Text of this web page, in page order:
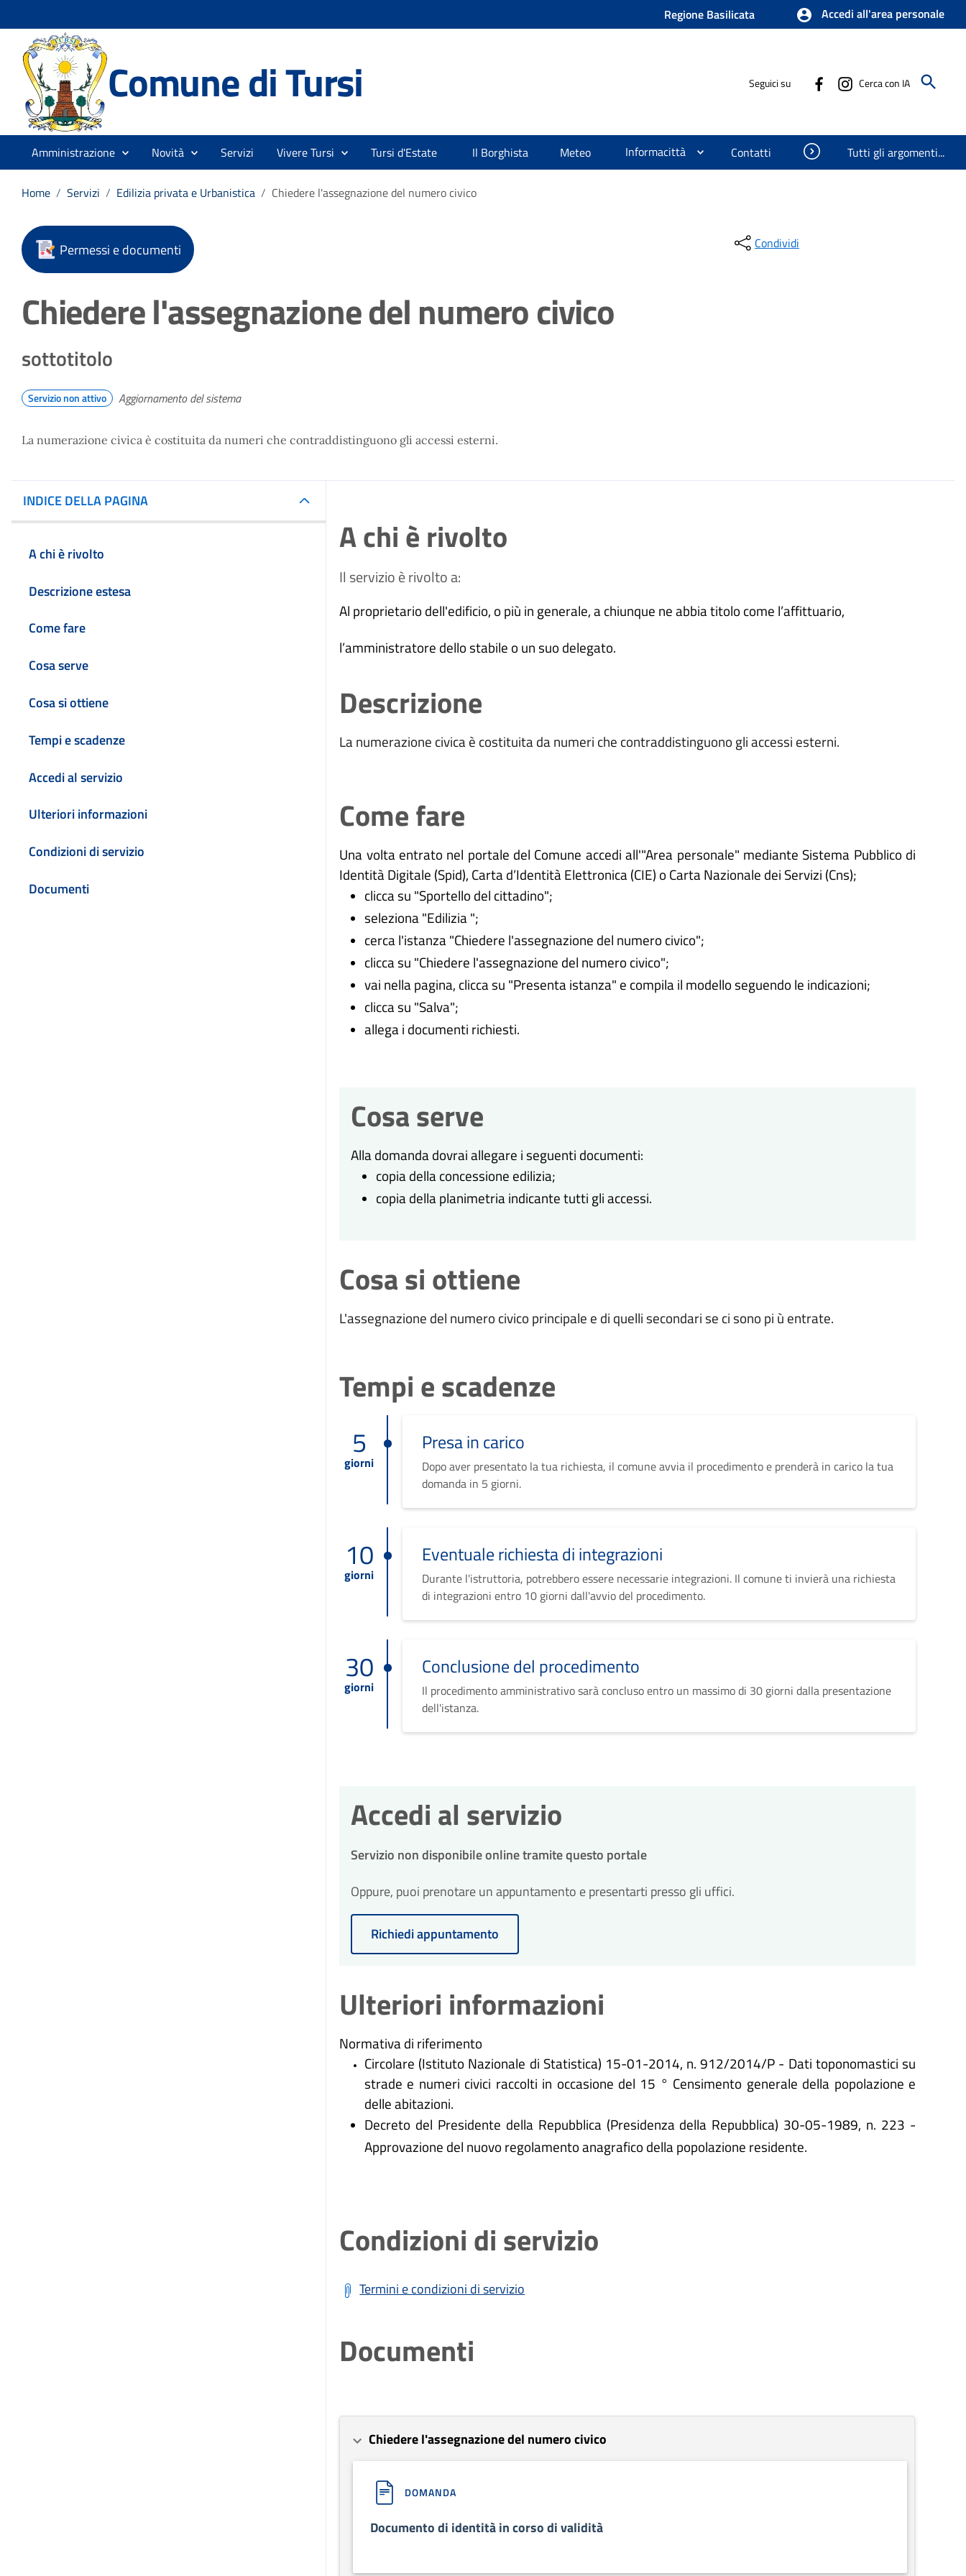
Regione Basilicata Accedi all'area personale
Comune di Tursi Seguici su Cerca con IA
Amministrazione Novità Servizi Vivere Tursi Tursi d'Estate Il Borghista Meteo Informacittà Contatti Visualizza oggetti nascosti
Tutti gli argomenti...
Home / Servizi / Edilizia privata e Urbanistica / Chiedere l'assegnazione del numero civico
Permessi e documenti Condividi
Chiedere l'assegnazione del numero civico
sottotitolo
Servizio non attivo Aggiornamento del sistema
La numerazione civica è costituita da numeri che contraddistinguono gli accessi esterni.
INDICE DELLA PAGINA
A chi è rivolto
Descrizione estesa
Come fare
Cosa serve
Cosa si ottiene
Tempi e scadenze
Accedi al servizio
Ulteriori informazioni
Condizioni di servizio
Documenti
A chi è rivolto
Il servizio è rivolto a:
Al proprietario dell'edificio, o più in generale, a chiunque ne abbia titolo come l’affittuario,
l’amministratore dello stabile o un suo delegato.
Descrizione
La numerazione civica è costituita da numeri che contraddistinguono gli accessi esterni.
Come fare
Una volta entrato nel portale del Comune accedi all'"Area personale" mediante Sistema Pubblico di
Identità Digitale (Spid), Carta d’Identità Elettronica (CIE) o Carta Nazionale dei Servizi (Cns);
clicca su "Sportello del cittadino";
seleziona "Edilizia ";
cerca l'istanza "Chiedere l'assegnazione del numero civico";
clicca su "Chiedere l'assegnazione del numero civico";
vai nella pagina, clicca su "Presenta istanza" e compila il modello seguendo le indicazioni;
clicca su "Salva";
allega i documenti richiesti.
Cosa serve
Alla domanda dovrai allegare i seguenti documenti:
copia della concessione edilizia;
copia della planimetria indicante tutti gli accessi.
Cosa si ottiene
L'assegnazione del numero civico principale e di quelli secondari se ci sono pi ù entrate.
Tempi e scadenze
5
giorni
Presa in carico
Dopo aver presentato la tua richiesta, il comune avvia il procedimento e prenderà in carico la tua
domanda in 5 giorni.
10
giorni
Eventuale richiesta di integrazioni
Durante l'istruttoria, potrebbero essere necessarie integrazioni. Il comune ti invierà una richiesta
di integrazioni entro 10 giorni dall'avvio del procedimento.
30
giorni
Conclusione del procedimento
Il procedimento amministrativo sarà concluso entro un massimo di 30 giorni dalla presentazione
dell'istanza.
Accedi al servizio
Servizio non disponibile online tramite questo portale
Oppure, puoi prenotare un appuntamento e presentarti presso gli uffici.
Richiedi appuntamento
Ulteriori informazioni
Normativa di riferimento
Circolare (Istituto Nazionale di Statistica) 15-01-2014, n. 912/2014/P - Dati toponomastici su
strade e numeri civici raccolti in occasione del 15 ° Censimento generale della popolazione e
delle abitazioni.
Decreto del Presidente della Repubblica (Presidenza della Repubblica) 30-05-1989, n. 223 -
Approvazione del nuovo regolamento anagrafico della popolazione residente.
Condizioni di servizio
Termini e condizioni di servizio
Documenti
Chiedere l'assegnazione del numero civico
DOMANDA
Documento di identità in corso di validità